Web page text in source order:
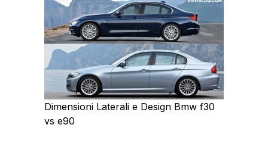
Dimensioni Laterali e Design Bmw f30
vs e90